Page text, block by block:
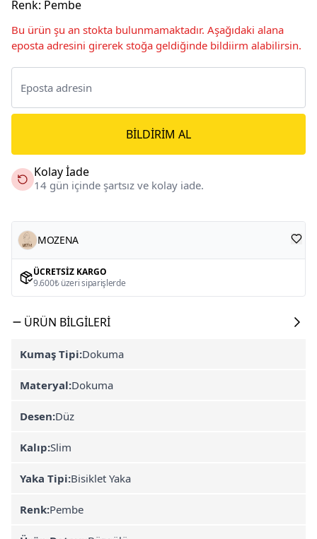
Renk: Pembe
Bu ürün şu an stokta bulunmamaktadır. Aşağıdaki alana
eposta adresini girerek stoğa geldiğinde bildiirm alabilirsin.
BILDIRIM AL
Kolay İade
14 gün içinde şartsız ve kolay iade.
MOZENA
ÜCRETSIZ KARGO
9.600₺ üzeri siparişlerde
ÜRÜN BILGILERI
Kumaş Tipi:Dokuma
Materyal:Dokuma
Desen:Düz
Kalıp:Slim
Yaka Tipi:Bisiklet Yaka
Renk:Pembe